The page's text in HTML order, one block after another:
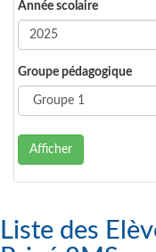
Année scolaire
Groupe pédagogique
Afficher
Liste des Elèves : Groupe